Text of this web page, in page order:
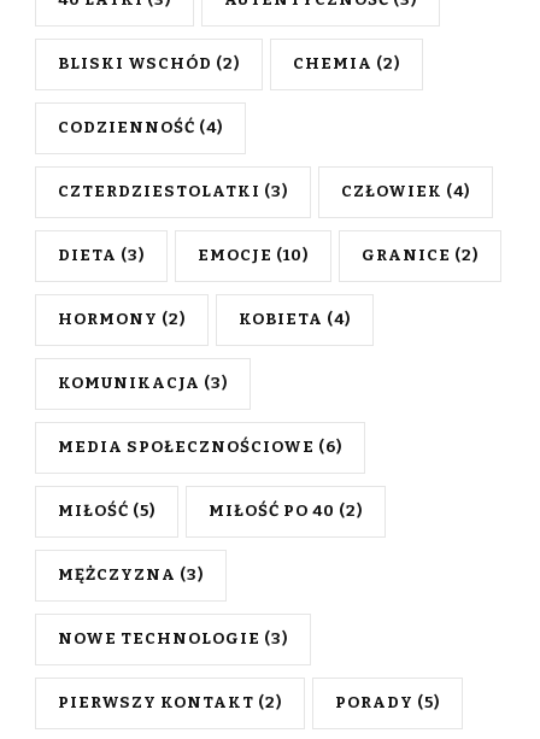
BLISKI WSCHÓD (2) CHEMIA (2)
CODZIENNOŚĆ (4)
CZTERDZIESTOLATKI (3) CZŁOWIEK (4)
DIETA (3) EMOCJE (10) GRANICE (2)
HORMONY (2) KOBIETA (4)
KOMUNIKACJA (3)
MEDIA SPOŁECZNOŚCIOWE (6)
MIŁOŚĆ (5) MIŁOŚĆ PO 40 (2)
MĘŻCZYZNA (3)
NOWE TECHNOLOGIE (3)
PIERWSZY KONTAKT (2) PORADY (5)